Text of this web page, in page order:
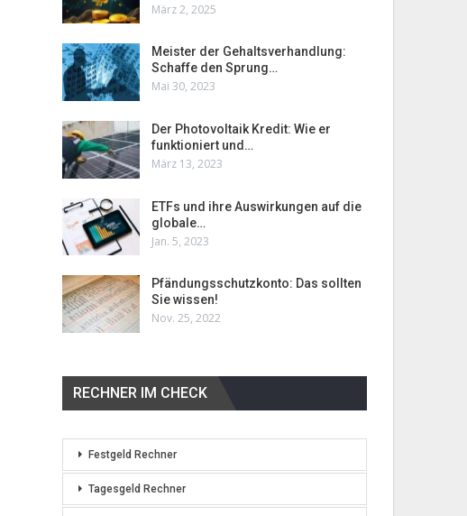
März 2, 2025
Meister der Gehaltsverhandlung:
Schaffe den Sprung…
Mai 30, 2023
Der Photovoltaik Kredit: Wie er
funktioniert und…
März 13, 2023
ETFs und ihre Auswirkungen auf die
globale…
Jan. 5, 2023
Pfändungsschutzkonto: Das sollten
Sie wissen!
Nov. 25, 2022
RECHNER IM CHECK
Festgeld Rechner
Tagesgeld Rechner